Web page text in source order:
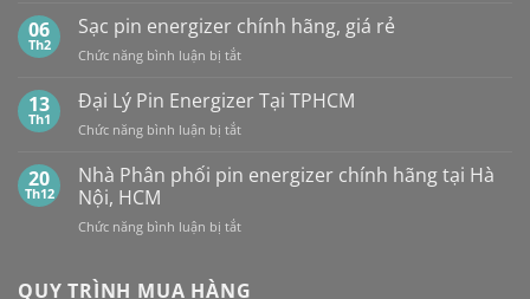
TÍN,
CHIẾT
CAO,
HÀNG
CHÍNH
Maxell:
Pin
bền
hơn?
thay
đèn
lượng
mặt
Pin
Mới
06
Th2
Sạc pin energizer chính hãng, giá rẻ
Chức năng bình luận bị tắtở
pin
energizer
chính
giá
13
Th1
Đại Lý Pin Energizer Tại TPHCM
Chức năng bình luận bị tắtở
Lý
Tại
20
Th12
Nhà Phân phối pin energizer chính hãng tại Hà
Nội, HCM
Chức năng bình luận bị tắtở
phối
QUY TRÌNH MUA HÀNG